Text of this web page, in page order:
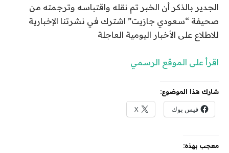
الجدير بالذكر أن الخبر تم نقله واقتباسه وترجمته من
صحيفة “سعودي جازيت” اشترك في نشرتنا الإخبارية
للاطلاع على الأخبار اليومية العاجلة
اقرأ على الموقع الرسمي
شارك هذا الموضوع:
فيس بوك X
معجب بهذه: